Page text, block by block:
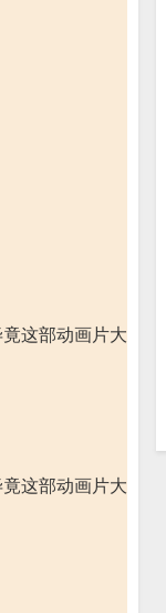
这部动画片大
这部动画片大